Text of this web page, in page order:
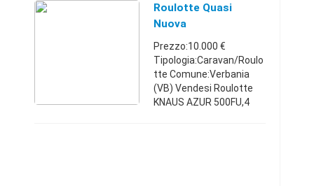
con thetford a cassetto
e piatto doccia Cucina
Roulotte Quasi
Nuova
Prezzo:10.000 €
Tipologia:Caravan/Roulo
tte Comune:Verbania
(VB) Vendesi Roulotte
KNAUS AZUR 500FU,4